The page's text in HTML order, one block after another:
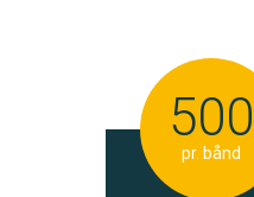
500
pr. bånd